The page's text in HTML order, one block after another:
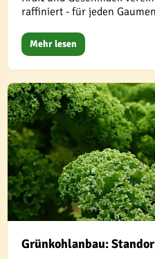
raffiniert - für jeden
Mehr lesen
Grünkohlanbau: